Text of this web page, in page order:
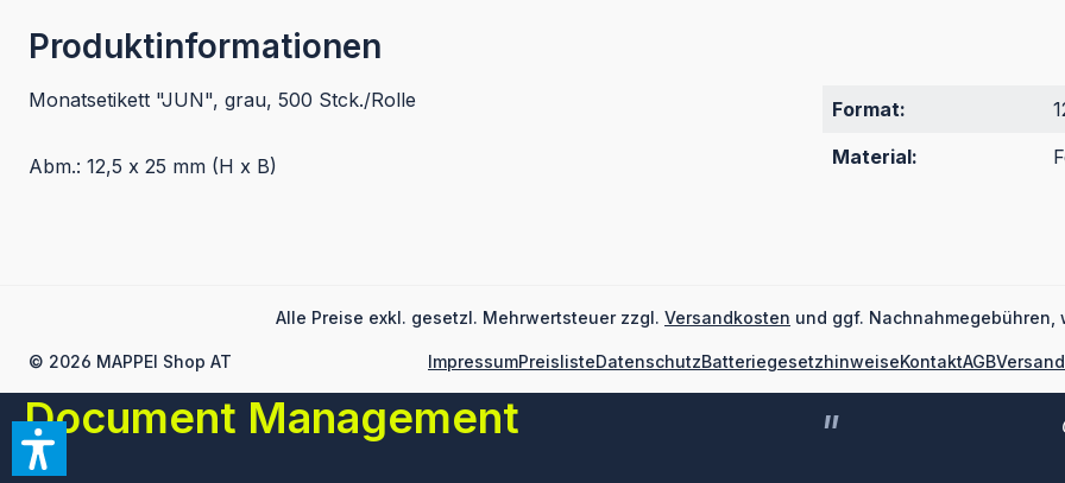
Produktinformationen
Monatsetikett "JUN", grau, 500 Stck./Rolle
Abm.: 12,5 x 25 mm (H x B)
Format:
Material:
Alle Preise exkl. gesetzl. Mehrwertsteuer zzgl. Versandkosten und ggf.
© 2026 MAPPEI Shop AT ImpressumPreislisteDatenschutzBatteriegesetzhinweiseKontaktAGBVersand
Document Management